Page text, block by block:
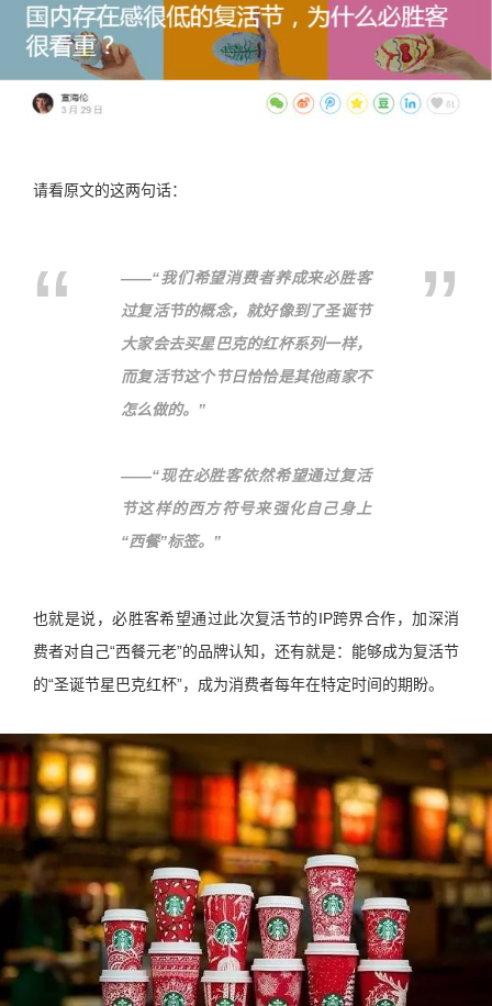
请看原文的这两句话：
——“我们希望消费者养成来必胜客
过复活节的概念，就好像到了圣诞节
大家会去买星巴克的红杯系列一样，
而复活节这个节日恰恰是其他商家不
怎么做的。”
——“现在必胜客依然希望通过复活
节这样的西方符号来强化自己身上
“西餐”标签。”
也就是说，必胜客希望通过此次复活节的IP跨界合作，加深消
费者对自己“西餐元老”的品牌认知，还有就是：能够成为复活节
的“圣诞节星巴克红杯”，成为消费者每年在特定时间的期盼。